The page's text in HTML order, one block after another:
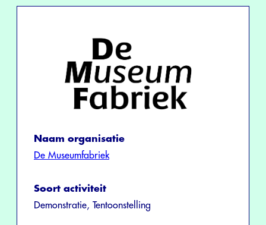
Naam organisatie
De Museumfabriek
Soort activiteit
Demonstratie, Tentoonstelling